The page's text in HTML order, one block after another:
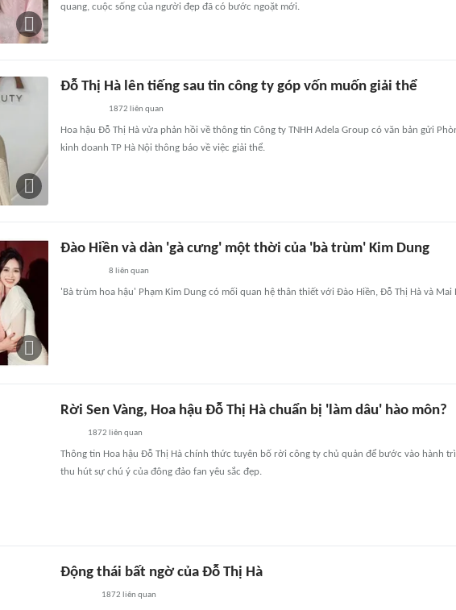
quang, cuộc sống của người đẹp đã có bước ngoặt mới.
Đỗ Thị Hà lên tiếng sau tin công ty góp vốn muốn giải thể
1872 liên quan
Hoa hậu Đỗ Thị Hà vừa phản hồi về thông tin Công ty TNHH Adela Group có văn bản gửi
kinh doanh TP Hà Nội thông báo về việc giải thể.
Đào Hiền và dàn 'gà cưng' một thời của 'bà trùm' Kim Dung
8 liên quan
'Bà trùm hoa hậu' Phạm Kim Dung có mối quan hệ thân thiết với Đào Hiền, Đỗ Thị Hà và Mai
Rời Sen Vàng, Hoa hậu Đỗ Thị Hà chuẩn bị 'làm dâu' hào môn?
1872 liên quan
Thông tin Hoa hậu Đỗ Thị Hà chính thức tuyên bố rời công ty chủ quản để bước vào hành
thu hút sự chú ý của đông đảo fan yêu sắc đẹp.
Động thái bất ngờ của Đỗ Thị Hà
1872 liên quan